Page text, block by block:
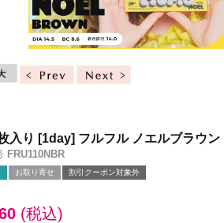
入り [1day] フルフル ノエルブラウン
FRU110NBR
お取り寄せ 割引クーポン対象外
税込